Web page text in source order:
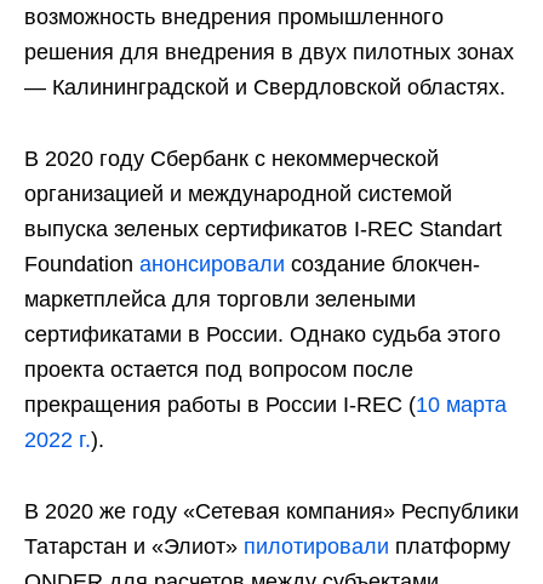
возможность внедрения промышленного
решения для внедрения в двух пилотных зонах
— Калининградской и Свердловской областях.
В 2020 году Сбербанк с некоммерческой
организацией и международной системой
выпуска зеленых сертификатов I-REC Standart
Foundation анонсировали создание блокчен-
маркетплейса для торговли зелеными
сертификатами в России. Однако судьба этого
проекта остается под вопросом после
прекращения работы в России I-REC (10 марта
2022 г.).
В 2020 же году «Сетевая компания» Республики
Татарстан и «Элиот» пилотировали платформу